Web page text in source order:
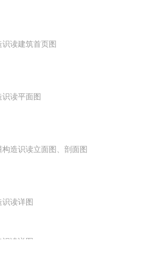
读建筑首页图
读平面图
造识读立面图、剖面图
读详图
识读详图